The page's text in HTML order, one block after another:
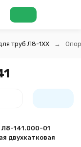
труб Л8-1ХХ
Л8-141.000-01
двухкатковая